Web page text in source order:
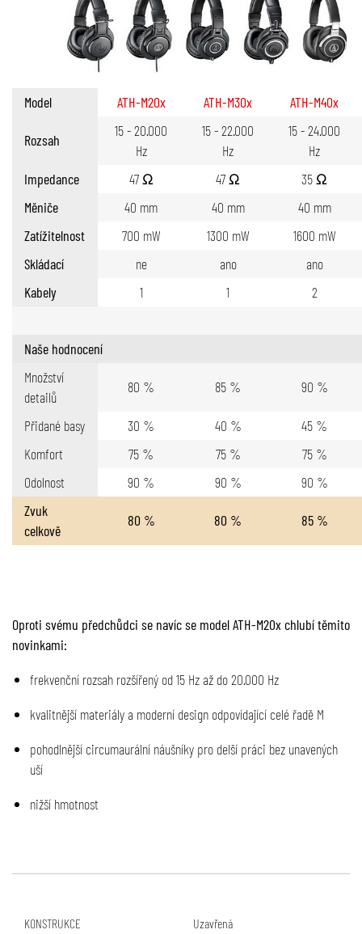
Model ATH-M20x ATH-M30x ATH-M40x
Rozsah
15 - 20.000
Hz
15 - 22.000
Hz
15 - 24.000
Hz
Impedance
47 Ω 47 Ω
35 Ω
Měniče
40 mm 40 mm
40 mm
Zatížitelnost
700 mW 1300 mW
1600 mW
Skládací
ne ano
ano
Kabely
1 1 2
Naše hodnocení
Množství
detailů
80 % 85 % 90 %
Přidané basy 30 % 40 %
45 %
Komfort
75 % 75 %
75 %
Odolnost
90 % 90 %
90 %
Zvuk
celkově
80 % 80 % 85 %
Oproti svému předchůdci se navíc se model ATH-M20x chlubí těmito
novinkami:
frekvenční rozsah rozšířený od 15 Hz až do 20.000 Hz
kvalitnější materiály a moderní design odpovídající celé řadě M
pohodlnější circumaurální náušníky pro delší práci bez unavených
uší
nižší hmotnost
KONSTRUKCE Uzavřená